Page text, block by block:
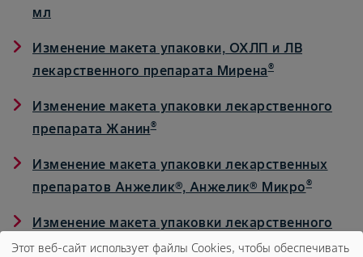
мл
Изменение макета упаковки, ОХЛП и ЛВ
лекарственного препарата Мирена®
Изменение макета упаковки лекарственного
препарата Жанин®
Изменение макета упаковки лекарственных
препаратов Анжелик®, Анжелик® Микро®
Изменение макета упаковки лекарственного
препарата Джес
Этот веб-сайт использует файлы Cookies, чтобы обеспечивать